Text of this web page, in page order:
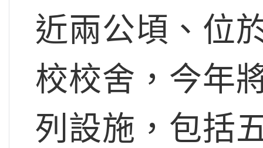
近兩公頃、位
校校舍，今年
列設施，包括